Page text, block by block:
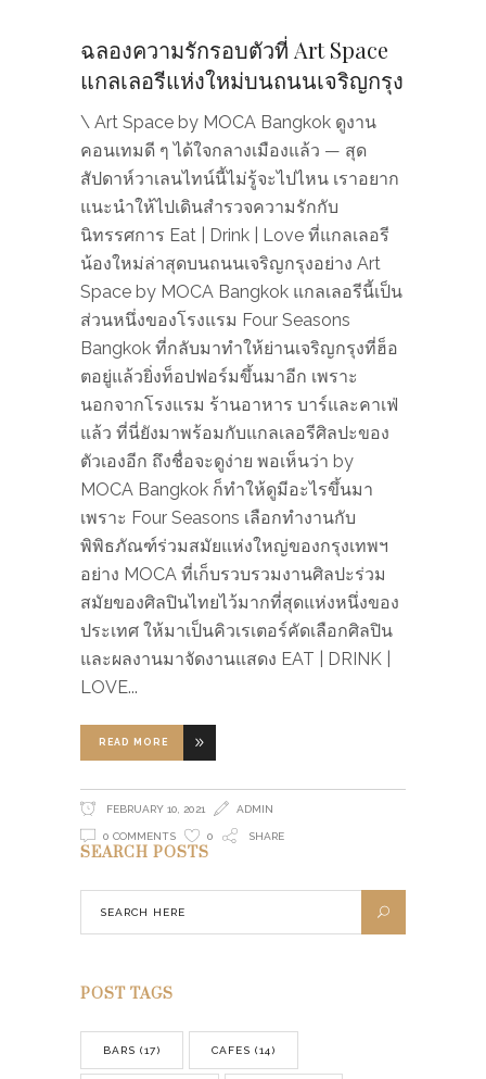
ฉลองความรักรอบตัวที่ Art Space
แกลเลอรีแห่งใหม่บนถนนเจริญกรุง
\ Art Space by MOCA Bangkok ดูงาน
คอนเทมดี ๆ ได้ใจกลางเมืองแล้ว — สุด
สัปดาห์วาเลนไทน์นี้ไม่รู้จะไปไหน เราอยาก
แนะนำให้ไปเดินสำรวจความรักกับ
นิทรรศการ Eat | Drink | Love ที่แกลเลอรี
น้องใหม่ล่าสุดบนถนนเจริญกรุงอย่าง Art
Space by MOCA Bangkok แกลเลอรีนี้เป็น
ส่วนหนึ่งของโรงแรม Four Seasons
Bangkok ที่กลับมาทำให้ย่านเจริญกรุงที่ฮ็อ
ตอยู่แล้วยิ่งท็อปฟอร์มขึ้นมาอีก เพราะ
นอกจากโรงแรม​ ร้านอาหาร บาร์และคาเฟ่
แล้ว ที่นี่ยังมาพร้อมกับแกลเลอรีศิลปะของ
ตัวเองอีก ถึงชื่อจะดูง่าย พอเห็นว่า by
MOCA Bangkok ก็ทำให้ดูมีอะไรขึ้นมา ​
เพราะ Four Seasons เลือกทำงานกับ
พิพิธภัณฑ์ร่วมสมัยแห่งใหญ่ของกรุงเทพฯ
อย่าง MOCA ที่เก็บรวบรวมงานศิลปะร่วม
สมัยของศิลปินไทยไว้มากที่สุดแห่งหนึ่งของ
ประเทศ​ ให้มาเป็นคิวเรเตอร์คัดเลือกศิลปิน
และผลงานมาจัดงานแสดง EAT | DRINK |
LOVE
READ MORE
FEBRUARY 10, 2021 ADMIN
0 COMMENTS 0 SHARE
SEARCH POSTS
POST TAGS
BARS (17) CAFES (14)